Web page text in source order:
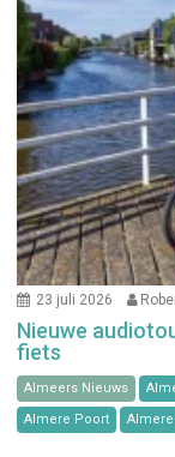
23 juli 2026
Nieuwe
fiets
Almeers Nieuws
Almere Poort
Almere